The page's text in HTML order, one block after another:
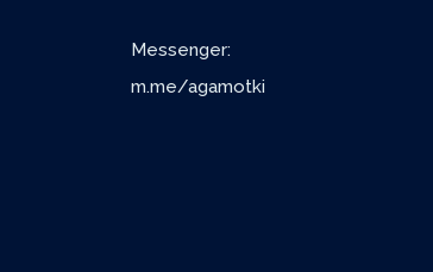
Messenger:
m.me/agamotki